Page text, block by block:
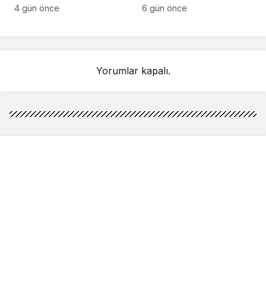
anlarındaki kahreden
4 gün önce
kez Türkiye’de
6 gün önce
Yorumlar kapalı.